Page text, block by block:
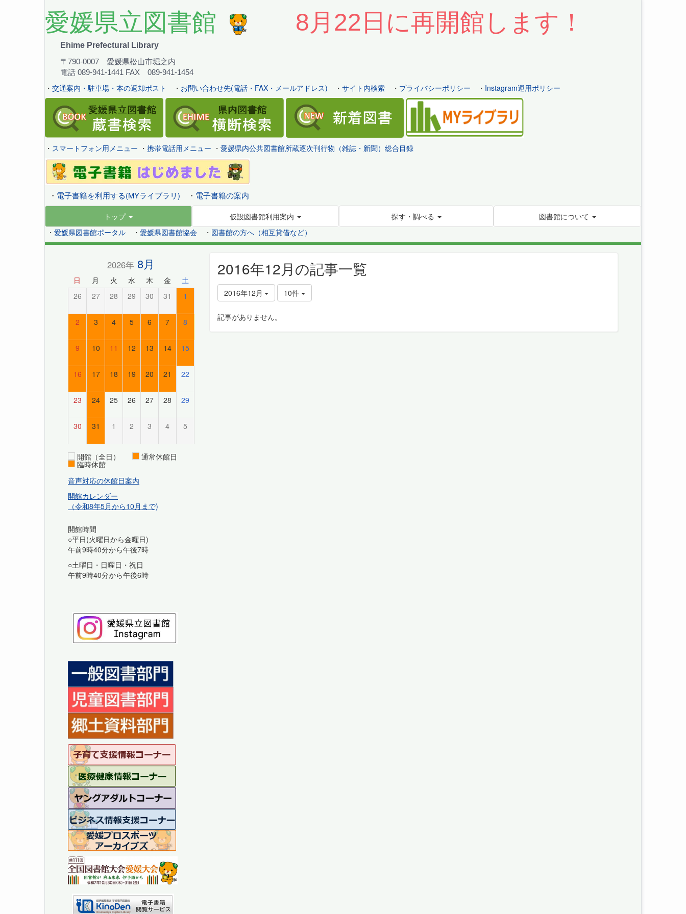
愛媛県立図書館 8月22日に再開館します！
Ehime Prefectural Library
〒790-0007 愛媛県松山市堀之内
電話 089-941-1441 FAX 089-941-1454
・ 交通案内・駐車場・本の返却ポスト ・ お問い合わせ先(電話・FAX・メールアドレス) ・ サイト内検索 ・ プライバシーポリシー ・ Instagram運用ポリシー
・ スマートフォン用メニュー ・ 携帯電話用メニュー ・ 愛媛県内公共図書館所蔵逐次刊行物（雑誌・新聞）総合目録
・ 電子書籍を利用する(MYライブラリ) ・ 電子書籍の案内
トップ 仮設図書館利用案内 探す・調べる
図書館について
・ 愛媛県図書館ポータル ・ 愛媛県図書館協会 ・ 図書館の方へ（相互貸借など）
2016年12月の記事一覧
2016年12月 10件
記事がありません。
2026年 8月
日 月 火 水 木 金 土
26 27 28 29 30 31 1
2 3 4 5 6 7 8
9 10 11 12 13 14 15
16 17 18 19 20 21 22
23 24 25 26 27 28 29
30 31 1 2 3 4 5
開館（全日） 通常休館日
臨時休館
音声対応の休館日案内
開館カレンダー
（令和8年5月から10月まで)
開館時間
○平日(火曜日から金曜日)
午前9時40分から午後7時
○土曜日・日曜日・祝日
午前9時40分から午後6時